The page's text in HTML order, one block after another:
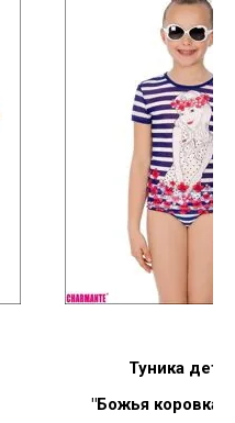
Туника
"Божья коровка"